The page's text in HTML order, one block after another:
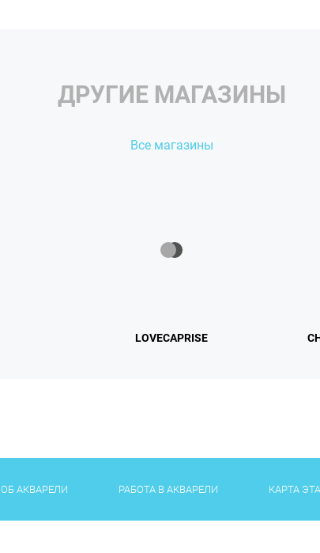
ДРУГИЕ МАГАЗИНЫ
Все магазины
LOVECAPRISE
ОБ АКВАРЕЛИ РАБОТА В АКВАРЕЛИ КАРТА